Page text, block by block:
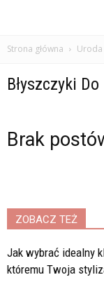
Strona główna Uroda
Błyszczyki
Brak
ZOBACZ TEŻ
Jak wybrać idealny
któremu Twoja